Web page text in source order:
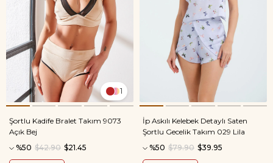
1
Şortlu Kadife Bralet Takım 9073
Açık Bej
%50
$21.45
$42.90
İp Askılı Kelebek Detaylı Saten
Şortlu Gecelik Takım 029 Lila
%50
$39.95
$79.90